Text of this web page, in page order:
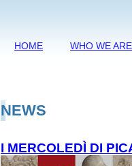
HOME WHO WE ARE
NEWS
I MERCOLEDÌ DI